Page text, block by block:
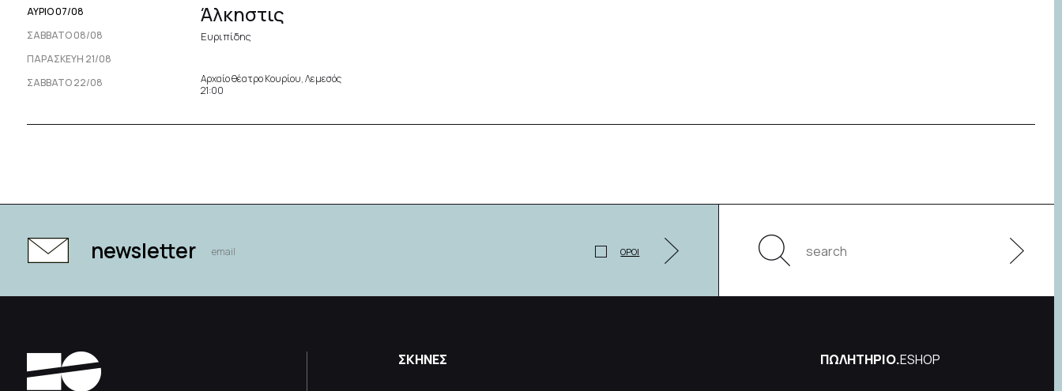
ΑΥΡΙΟ 07/08
ΣΆΒΒΑΤΟ 08/08
ΠΑΡΑΣΚΕΥΉ 21/08
ΣΆΒΒΑΤΟ 22/08
Άλκηστις
Ευριπίδης
Αρχαίο θέατρο Κουρίου, Λεμεσός
21:00
newsletter ΟΡΟΙ
ΣΚΗΝΕΣ ΠΩΛΗΤΗΡΙΟ.ESHOP